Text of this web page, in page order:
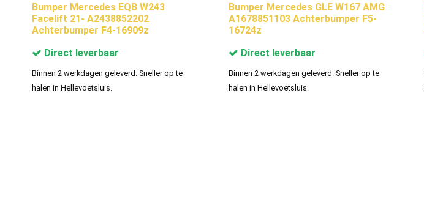
Bumper Mercedes EQB W243
Facelift 21- A2438852202
Achterbumper F4-16909z
Direct leverbaar
Binnen 2 werkdagen geleverd. Sneller op te
halen in Hellevoetsluis.
Bumper Mercedes GLE W167 AMG
A1678851103 Achterbumper F5-
16724z
Direct leverbaar
Binnen 2 werkdagen geleverd. Sneller op te
halen in Hellevoetsluis.